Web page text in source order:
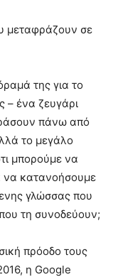
μεταφράζουν σε
της για το
– ένα ζευγάρι
πάνω από
το μεγάλο
μπορούμε να
να κατανοήσουμε
γλώσσας που
τη συνοδεύουν;
πρόοδο τους
η Google